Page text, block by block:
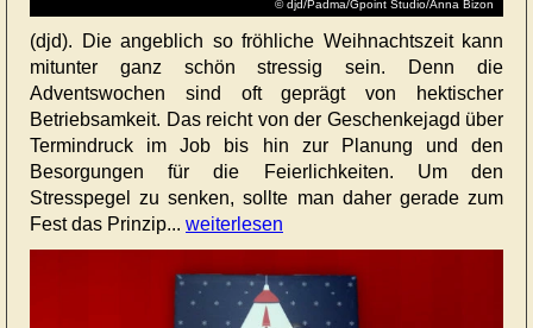
© djd/Padma/Gpoint Studio/Anna Bizon
(djd). Die angeblich so fröhliche Weihnachtszeit kann
mitunter ganz schön stressig sein. Denn die
Adventswochen sind oft geprägt von hektischer
Betriebsamkeit. Das reicht von der Geschenkejagd über
Termindruck im Job bis hin zur Planung und den
Besorgungen für die Feierlichkeiten. Um den
Stresspegel zu senken, sollte man daher gerade zum
Fest das Prinzip... weiterlesen